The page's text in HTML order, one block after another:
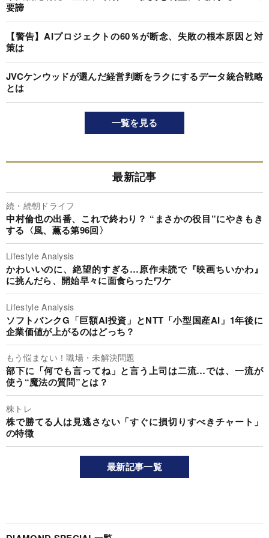
要諦
【警告】AIプロジェクトの60％が断念、失敗の根本原因と対
策は
JVCケンウッドが選んだ経営判断をラクにするデータ統合戦略
とは
一覧を見る
最新記事
続・続朝ドライフ
中村倫也の出番、これで終わり？ “まさかの役目”にやきもき
する〈風、薫る第96回〉
Lifestyle Analysis
かわいいのに、絶望的すぎる…原作未読で『映画ちいかわ』
に挑んだら、開始早々に面食らったワケ
Lifestyle Analysis
ソフトバンクG「巨額AI投資」とNTT「小型国産AI」1年後に
企業価値が上がるのはどっち？
もう悩まない！職場・未解決問題
部下に「何でも言ってね」と言う上司は二流…では、一流が
使う“魔法の質問”とは？
株トレ
株で勝てる人は見逃さない「すぐに損切りすべきチャート」
の特徴
最新記事一覧